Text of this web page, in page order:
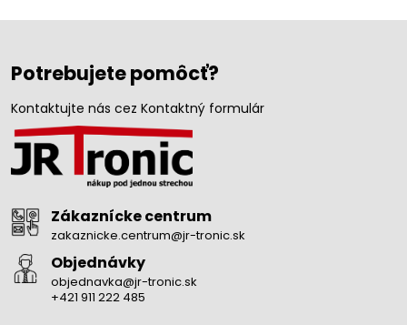
Potrebujete pomôcť?
Kontaktujte nás cez Kontaktný formulár
Zákaznícke centrum
zakaznicke.centrum@jr-tronic.sk
Objednávky
objednavka@jr-tronic.sk
+421 911 222 485